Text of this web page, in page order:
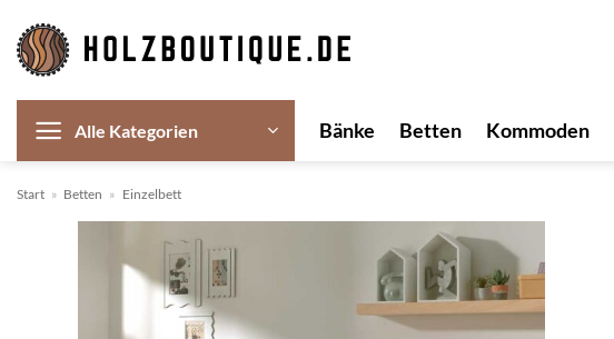
Inhalt
springen
Alle Kategorien Bänke Betten Kommoden
Start » Betten » Einzelbett